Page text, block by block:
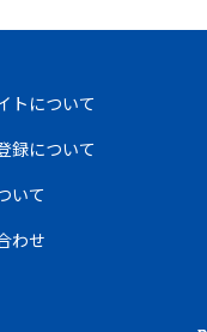
トについて
録について
いて
わせ